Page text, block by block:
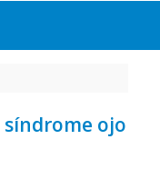
síndrome ojo